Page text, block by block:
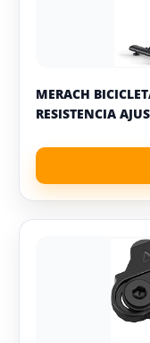
MERACH
RESISTENCIA